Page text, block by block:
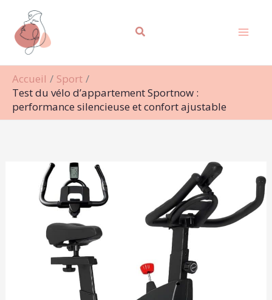
contenu
Accueil
Sport
Test du vélo d’appartement Sportnow :
performance silencieuse et confort ajustable
Rechercher